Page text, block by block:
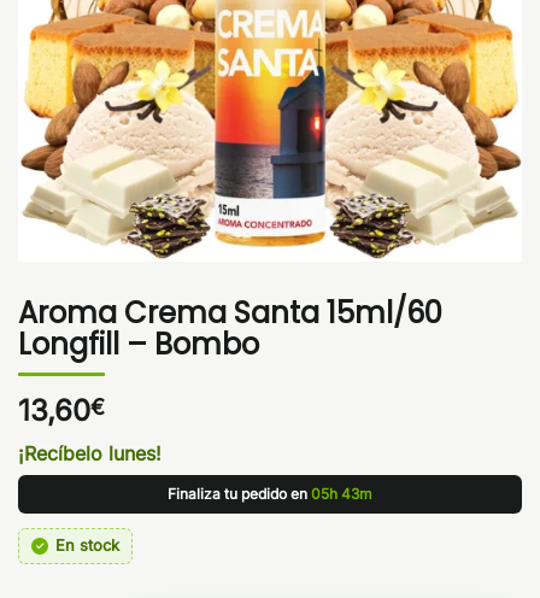
Aroma Crema Santa 15ml/60
Longfill – Bombo
13,60€
¡Recíbelo lunes!
Finaliza tu pedido en 05h 43m
En stock